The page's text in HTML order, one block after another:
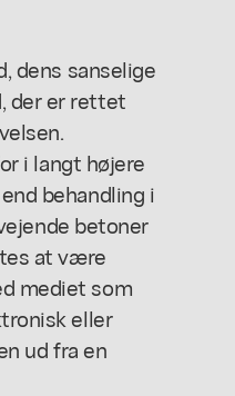
dens sanselige
der er rettet
i langt højere
behandling i
betoner
at være
mediet som
eller
ud fra en